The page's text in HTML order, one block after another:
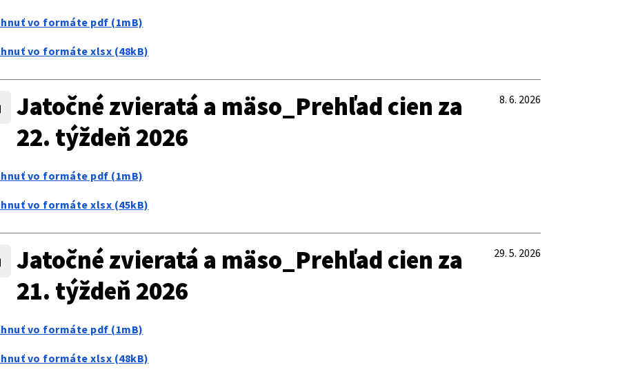
vo formáte pdf (1mB)
vo formáte xlsx (48kB)
Jatočné zvieratá a mäso_Prehľad cien za
22. týždeň 2026
8. 6. 2026
vo formáte pdf (1mB)
vo formáte xlsx (45kB)
Jatočné zvieratá a mäso_Prehľad cien za
21. týždeň 2026
29. 5. 2026
vo formáte pdf (1mB)
vo formáte xlsx (48kB)